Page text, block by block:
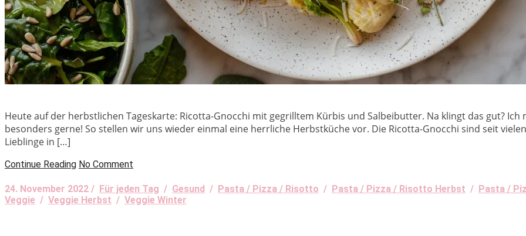
Heute auf der herbstlichen Tageskarte: Ricotta-Gnocchi mit gegrilltem Kürbis und Salbeibutter. Na klingt das gut? Ich
besonders gerne! So stellen wir uns wieder einmal eine herrliche Herbstküche vor. Die Ricotta-Gnocchi sind seit
Lieblinge in […]
Continue Reading No Comment
24. November 2022 / Für jeden Tag / Gesund / Pasta / Pizza / Risotto / Pasta / Pizza / Risotto Herbst / Pasta /
Veggie / Veggie Herbst / Veggie Winter